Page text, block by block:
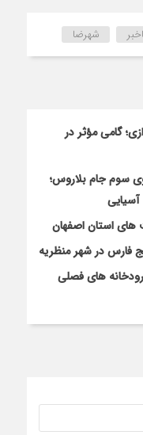
شهرضا
گامی مؤثر در
سوم جام بلاروس؛
آسیایی
های استان اصفهان
فارس در شهر منظریه
رودخانه های فصلی